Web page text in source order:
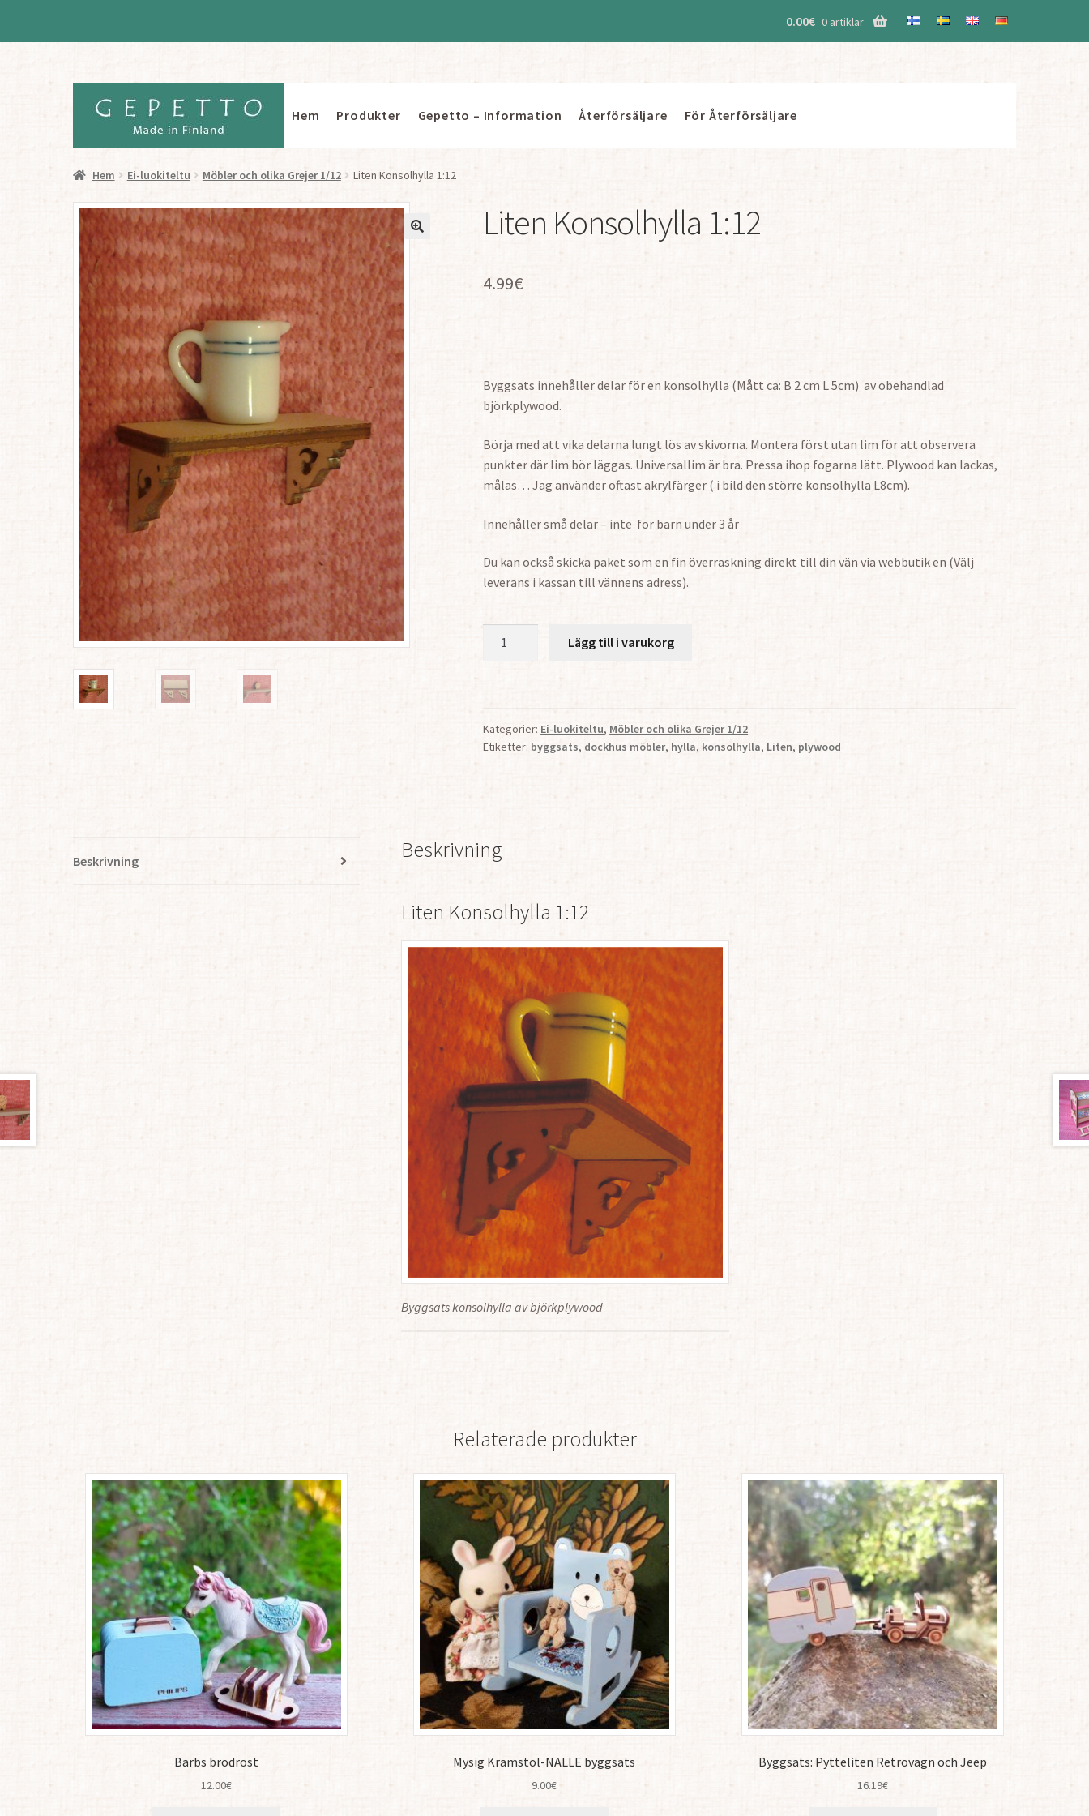
0.00€ 0 artiklar
Hoppa
till
Hoppa
till
Hem Produkter Gepetto – Information Återförsäljare För Återförsäljare
Hem Ei-luokiteltu Möbler och olika Grejer 1/12 Liten Konsolhylla 1:12
Liten Konsolhylla 1:12
4.99€
Byggsats innehåller delar för en konsolhylla (Mått ca: B 2 cm L 5cm) av obehandlad
björkplywood.
Börja med att vika delarna lungt lös av skivorna. Montera först utan lim för att observera
punkter där lim bör läggas. Universallim är bra. Pressa ihop fogarna lätt. Plywood kan lackas,
målas… Jag använder oftast akrylfärger ( i bild den större konsolhylla L8cm).
Innehåller små delar – inte för barn under 3 år
Du kan också skicka paket som en fin överraskning direkt till din vän via webbutik en (Välj
leverans i kassan till vännens adress).
Lägg till i varukorg
Kategorier: Ei-luokiteltu, Möbler och olika Grejer 1/12
Etiketter: byggsats, dockhus möbler, hylla, konsolhylla, Liten, plywood
Beskrivning Beskrivning
Liten Konsolhylla 1:12
Byggsats konsolhylla av björkplywood
Relaterade produkter
Barbs brödrost
12.00€
Mysig Kramstol-NALLE byggsats
9.00€
Byggsats: Pytteliten Retrovagn och Jeep
16.19€